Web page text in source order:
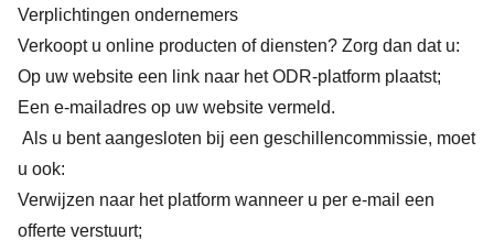
Verplichtingen ondernemers
Verkoopt u online producten of diensten? Zorg dan dat u:
Op uw website een link naar het ODR-platform plaatst;
Een e-mailadres op uw website vermeld.
Als u bent aangesloten bij een geschillencommissie, moet
u ook:
Verwijzen naar het platform wanneer u per e-mail een
offerte verstuurt;